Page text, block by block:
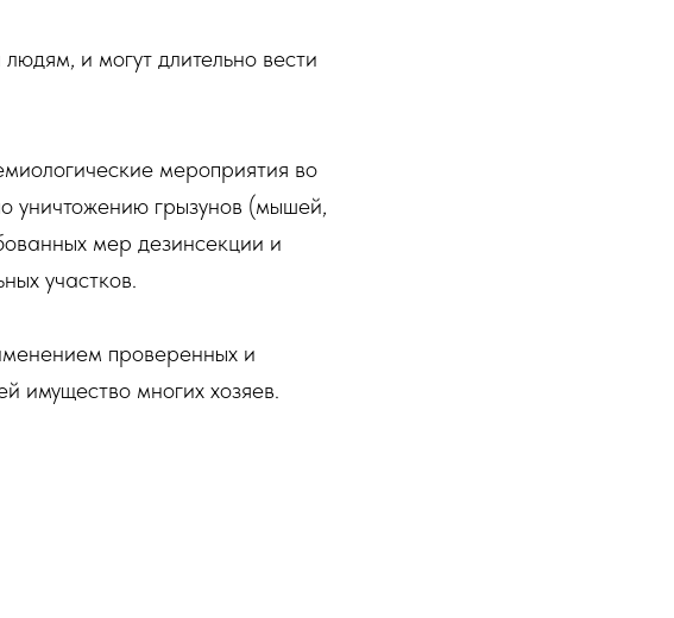
и могут длительно вести
мероприятия во
уничтожению грызунов (мышей,
мер дезинсекции и
участков.
проверенных и
имущество многих хозяев.